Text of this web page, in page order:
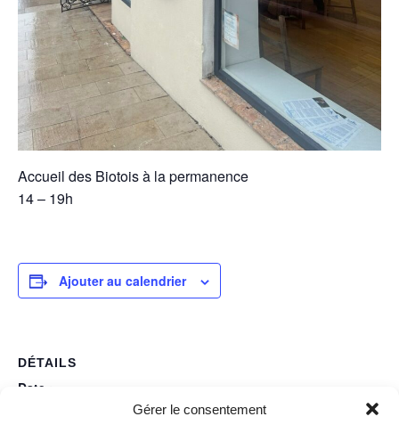
Gérer le consentement
Accueil des Biotois à la permanence
14 – 19h
Ajouter au calendrier
DÉTAILS
Date :